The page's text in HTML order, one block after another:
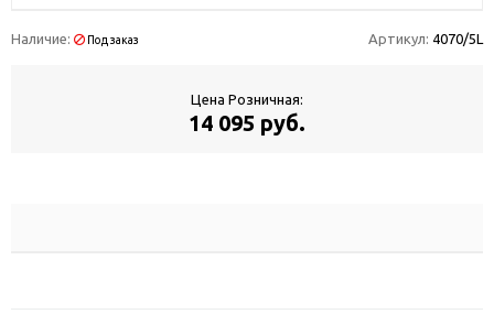
Наличие: Под заказ Артикул: 4070/5L
Цена Розничная:
14 095 руб.